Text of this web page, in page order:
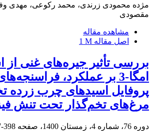
مژده محمودی زرندی، محمد رکوعی، مهدی
مقصودی
مشاهده مقاله
اصل مقاله 1 M
بررسی تأثیر جیره‌های غنی
امگا-3 بر عملکرد،
پروفایل اسیدهای چرب زرده
مرغ‌های تخم‌گذار تحت تنش
دوره 76، شماره 4، زمستان 1400، صفحه 398-407